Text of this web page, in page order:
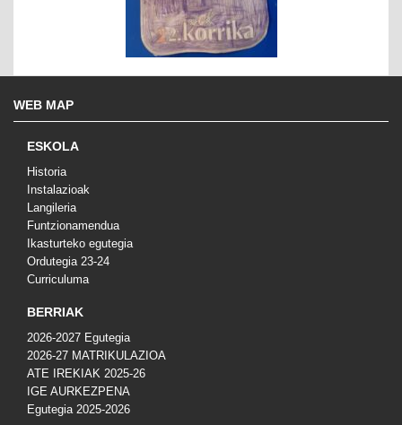
WEB MAP
ESKOLA
Historia
Instalazioak
Langileria
Funtzionamendua
Ikasturteko egutegia
Ordutegia 23-24
Curriculuma
BERRIAK
2026-2027 Egutegia
2026-27 MATRIKULAZIOA
ATE IREKIAK 2025-26
IGE AURKEZPENA
Egutegia 2025-2026